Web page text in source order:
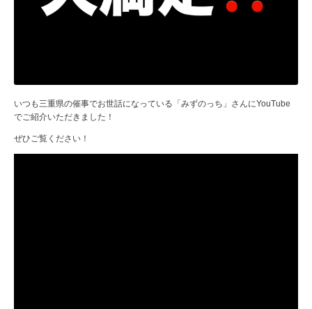
いつも三重県の催事でお世話になっている「みずのっち」さんにYouTube
でご紹介いただきました！
ぜひご覧ください！